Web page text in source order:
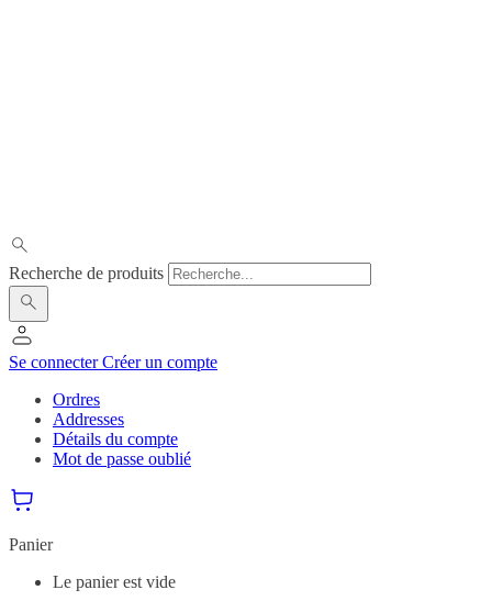
Recherche de produits
Se connecterCréer un compte
Ordres
Addresses
Détails du compte
Mot de passe oublié
Panier
Le panier est vide